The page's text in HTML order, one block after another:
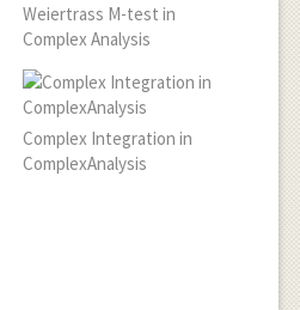
Weiertrass M-test in
Complex Analysis
Complex Integration in
ComplexAnalysis